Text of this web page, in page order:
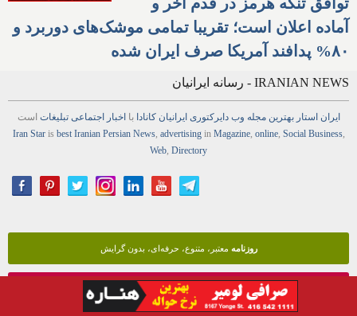
آماده اعلان است؛ تقریبا تمامی موشک‌های دوربرد و
۸۰% پدافند آمریکا صرف ایران شده
IRANIAN NEWS - رسانه ایرانیان
ایران استار بهترین مجله وب دایرکتوری ایرانیان کانادا بااخبار اجتماعی تبلیغات است
Iran Staris best Iranian Persian News, advertisingin Magazine, online, Social Business,
Web Directory
روزنامه معتبر، متنوع، حرفه‌ای، بدون گرایش
تبلیغات آنلاین فیس‌بوک، گوگل، تلگرام، ویدئو